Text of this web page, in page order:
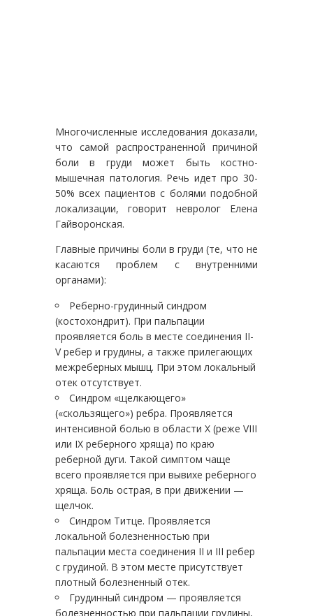
Многочисленные исследования доказали,
что самой распространенной причиной
боли в груди может быть костно-
мышечная патология. Речь идет про 30-
50% всех пациентов с болями подобной
локализации, говорит невролог Елена
Гайворонская.
Главные причины боли в груди (те, что не
касаются проблем с внутренними
органами):
Реберно-грудинный синдром
(костохондрит). При пальпации
проявляется боль в месте соединения II-
V ребер и грудины, а также прилегающих
межреберных мышц. При этом локальный
отек отсутствует.
Синдром «щелкающего»
(«скользящего») ребра. Проявляется
интенсивной болью в области X (реже VIII
или IX реберного хряща) по краю
реберной дуги. Такой симптом чаще
всего проявляется при вывихе реберного
хряща. Боль острая, в при движении —
щелчок.
Синдром Титце. Проявляется
локальной болезненностью при
пальпации места соединения II и III ребер
с грудиной. В этом месте присутствует
плотный болезненный отек.
Грудинный синдром — проявляется
болезненностью при пальпации грудины,